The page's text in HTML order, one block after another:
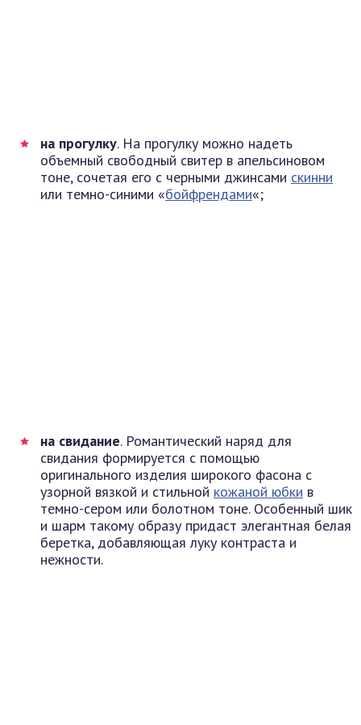
на прогулку. На прогулку можно надеть
объемный свободный свитер в апельсиновом
тоне, сочетая его с черными джинсами скинни
или темно-синими «бойфрендами«;
на свидание. Романтический наряд для
свидания формируется с помощью
оригинального изделия широкого фасона с
узорной вязкой и стильной кожаной юбки в
темно-сером или болотном тоне. Особенный шик
и шарм такому образу придаст элегантная белая
беретка, добавляющая луку контраста и
нежности.